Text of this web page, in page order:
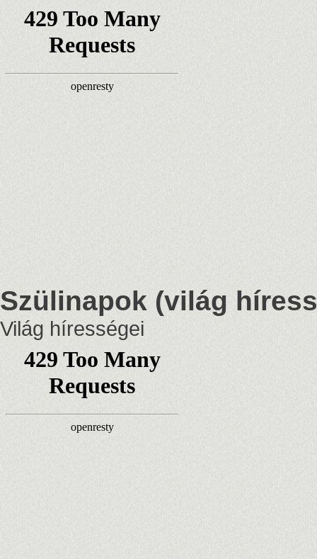
Szülinapok (világ
Világ hírességei